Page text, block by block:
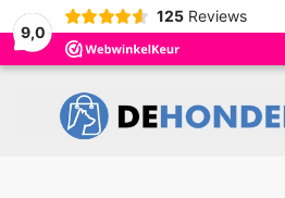
9,0
125 Reviews